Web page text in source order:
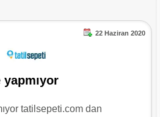
22 Haziran 2020
tatilsepeti.com dan